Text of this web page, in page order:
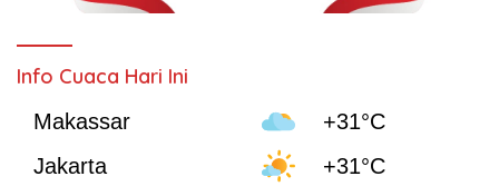
Info Cuaca Hari Ini
Makassar
+31°C
Jakarta
+31°C